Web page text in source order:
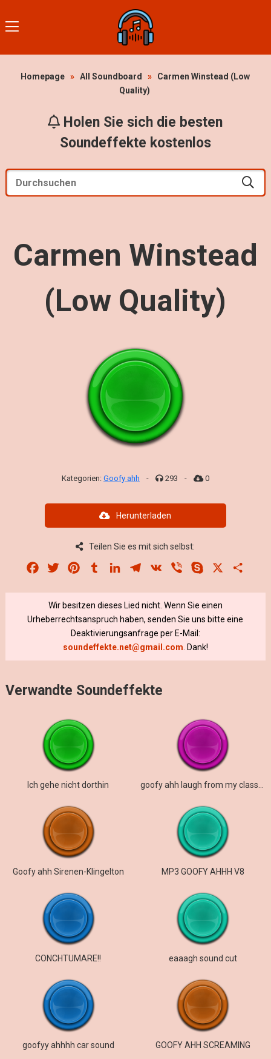
Homepage » All Soundboard »
Carmen Winstead (Low
Quality)
Holen Sie sich die besten
Soundeffekte kostenlos
Carmen Winstead
(Low Quality)
Kategorien: Goofy ahh - 293 - 0
Herunterladen
Teilen Sie es mit sich selbst:
Facebook
Twitter PinterestTumblrLinkedInTelegram
VK Viber Skype
Wir besitzen dieses Lied nicht. Wenn Sie einen
Urheberrechtsanspruch haben, senden Sie uns bitte eine
Deaktivierungsanfrage per E-Mail:
soundeffekte.net@gmail.com . Dank!
Verwandte Soundeffekte
Ich gehe nicht dorthin
Goofy ahh Sirenen-Klingelton MP3 GOOFY AHHH V8
CONCHTUMARE!! eaaagh sound cut
goofyy ahhhh car sound GOOFY AHH SCREAMING